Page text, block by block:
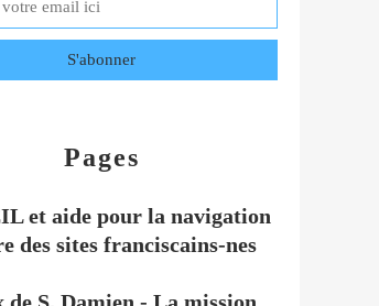
Pages
et aide pour la navigation
des sites franciscains-nes